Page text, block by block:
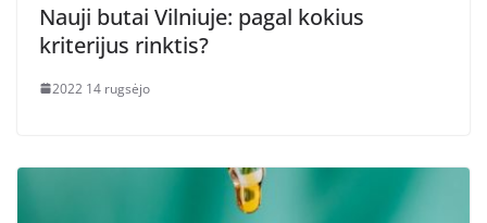
Nauji butai Vilniuje: pagal kokius
kriterijus rinktis?
2022 14 rugsėjo